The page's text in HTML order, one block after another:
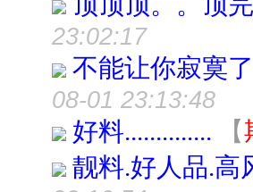
23:02:17
不能让你寂寞
08-01 23:13:48
好料.............. 【
靓料.好人品.高